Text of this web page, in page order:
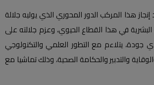
هذا المركب الدور المحوري الذي يوليه جلالة
البشرية في هذا القطاع الحيوي، وعزم جلالته على
جودة، يتلاءم مع التطور العلمي والتكنولوجي
والتدبير والحكامة الصحية، وذلك تماشيا مع